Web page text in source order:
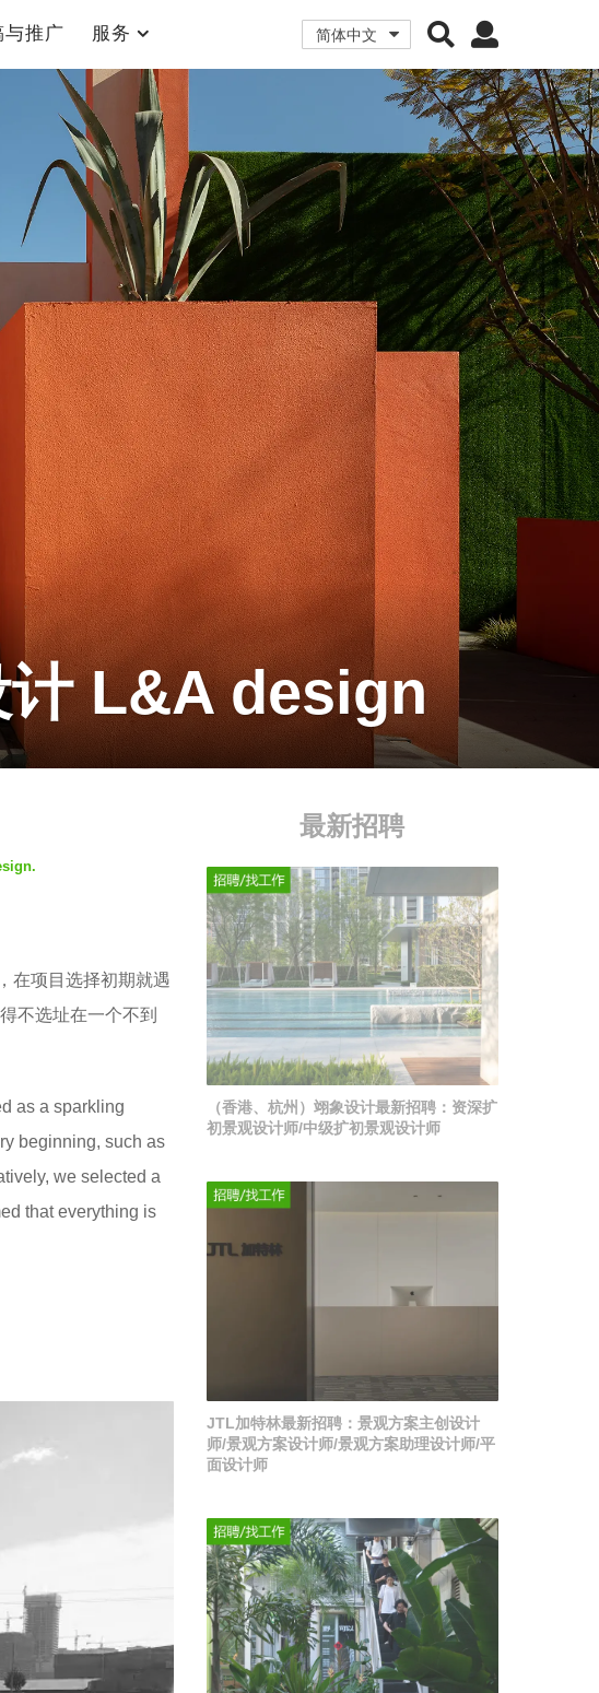
与推广 服务 简体中文
计 L&A design
在项目选择初期就遇
不选址在一个不到
as a sparkling
beginning, such as
we selected a
that everything is
最新招聘
（香港、杭州）翊象设计最新招聘：资深扩
初景观设计师/中级扩初景观设计师
JTL加特林最新招聘：景观方案主创设计
师/景观方案设计师/景观方案助理设计师/平
面设计师